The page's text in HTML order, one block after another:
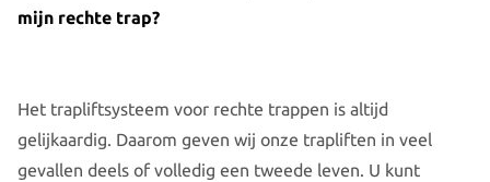
mijn rechte trap?
Het trapliftsysteem voor rechte trappen is altijd
gelijkaardig. Daarom geven wij onze trapliften in veel
gevallen deels of volledig een tweede leven. U kunt